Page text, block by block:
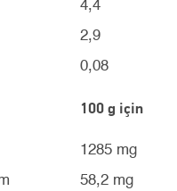
4,4
2,9
0,08
100 g için
1285 mg
58,2 mg